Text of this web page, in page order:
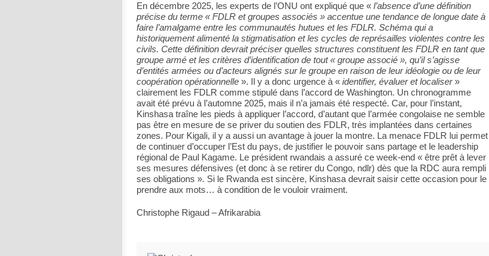
En décembre 2025, les experts de l’ONU ont expliqué que « l’absence d’une définition
précise du terme « FDLR et groupes associés » accentue une tendance de longue date à
faire l’amalgame entre les communautés hutues et les FDLR. Schéma qui a
historiquement alimenté la stigmatisation et les cycles de représailles violentes contre les
civils. Cette définition devrait préciser quelles structures constituent les FDLR en tant que
groupe armé et les critères d’identification de tout « groupe associé », qu’il s’agisse
d’entités armées ou d’acteurs alignés sur le groupe en raison de leur idéologie ou de leur
coopération opérationnelle ». Il y a donc urgence à « identifier, évaluer et localiser»
clairement les FDLR comme stipulé dans l’accord de Washington. Un chronogramme
avait été prévu à l’automne 2025, mais il n’a jamais été respecté. Car, pour l’instant,
Kinshasa traîne les pieds à appliquer l’accord, d’autant que l’armée congolaise ne semble
pas être en mesure de se priver du soutien des FDLR, très implantées dans certaines
zones. Pour Kigali, il y a aussi un avantage à jouer la montre. La menace FDLR lui permet
de continuer d’occuper l’Est du pays, de justifier le pouvoir sans partage et le leadership
régional de Paul Kagame. Le président rwandais a assuré ce week-end « être prêt à lever
ses mesures défensives (et donc à se retirer du Congo, ndlr) dès que la RDC aura rempli
ses obligations ». Si le Rwanda est sincère, Kinshasa devrait saisir cette occasion pour le
prendre aux mots… à condition de le vouloir vraiment.
Christophe Rigaud – Afrikarabia